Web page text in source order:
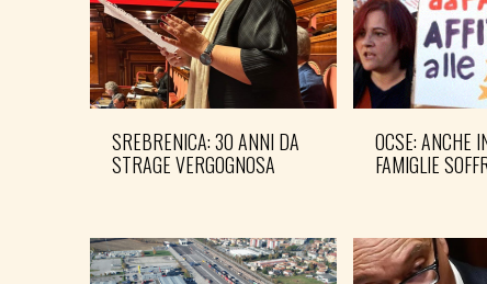
SREBRENICA: 30 ANNI DA
STRAGE VERGOGNOSA
OCSE: ANCHE
FAMIGLIE